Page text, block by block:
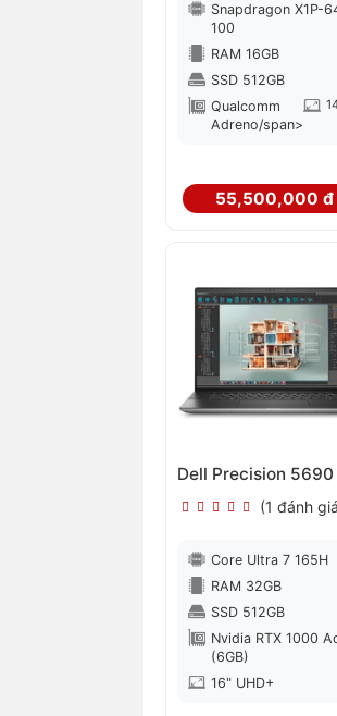
Snapdragon X1P-
100
RAM 16GB
SSD 512GB
Qualcomm
Adreno/span>
55,500,000 đ
Dell Precision 5690
(1 đánh
Core Ultra 7 165H
RAM 32GB
SSD 512GB
Nvidia RTX 1000
(6GB)
16" UHD+